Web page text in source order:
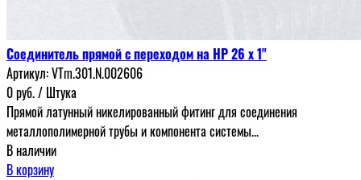
Соединитель прямой с переходом на НР 26 х 1"
Артикул:VTm.301.N.002606
0руб./ Штука
Прямой латунный никелированный фитинг для соединения
металлополимерной трубы и компонента системы...
В наличии
В корзину